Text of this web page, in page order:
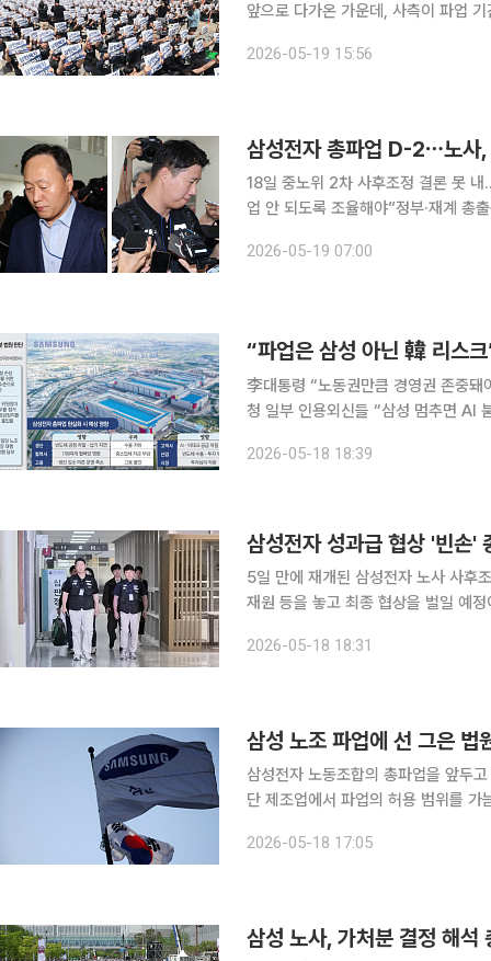
앞으로 다가온 가운데, 사측이 파업
2026-05-19 15:56
삼성전자 총파업 D-2⋯노사,
18일 중노위 2차 사후조정 결론 못
업 안 되도록 조율해야”정부·재계 총출동
2026-05-19 07:00
“파업은 삼성 아닌 韓 리스
李대통령 “노동권만큼 경영권 존중
청 일부 인용외신들 “삼성 멈추면 AI 붐도 차질” 삼성전자 노사가 총파업 예
이 격화하는 상황에서 이번 갈등이 단
2026-05-18 18:39
삼성전자 성과급 협상 '빈손
5일 만에 재개된 삼성전자 노사 사후
재원 등을 놓고 최종 협상을 벌일 예정이다. 삼성전자 노사는 18일 정부세종청사 중앙
만이다. 김영훈 고용노동부 장관의 중
2026-05-18 18:31
삼성 노조 파업에 선 그은
삼성전자 노동조합의 총파업을 앞두
단 제조업에서 파업의 허용 범위를
2026-05-18 17:05
삼성 노사, 가처분 결정 해석